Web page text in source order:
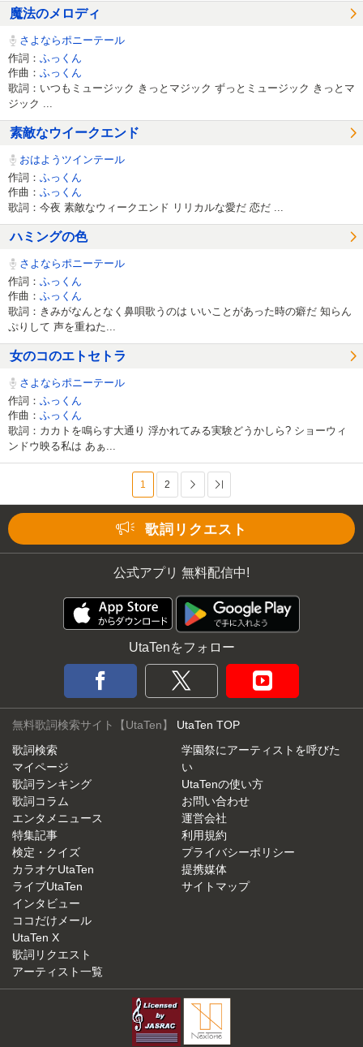
魔法のメロディ
さよならポニーテール
作詞： ふっくん
作曲： ふっくん
歌詞：いつもミュージック きっとマジック ずっとミュージック きっとマ
ジック ...
素敵なウイークエンド
おはようツインテール
作詞： ふっくん
作曲： ふっくん
歌詞：今夜 素敵なウィークエンド リリカルな愛だ 恋だ ...
ハミングの色
さよならポニーテール
作詞： ふっくん
作曲： ふっくん
歌詞：きみがなんとなく鼻唄歌うのは いいことがあった時の癖だ 知らん
ぷりして 声を重ねた...
女のコのエトセトラ
さよならポニーテール
作詞： ふっくん
作曲： ふっくん
歌詞：カカトを鳴らす大通り 浮かれてみる実験どうかしら? ショーウィ
ンドウ映る私は あぁ...
1 2 次へ
歌詞リクエスト
公式アプリ 無料配信中!
UtaTenをフォロー
無料歌詞検索サイト【UtaTen】 UtaTen TOP
歌詞検索
マイページ
歌詞ランキング
歌詞コラム
エンタメニュース
特集記事
検定・クイズ
カラオケUtaTen
ライブUtaTen
インタビュー
ココだけメール
UtaTen X
歌詞リクエスト
アーティスト一覧
学園祭にアーティストを呼びた
い
UtaTenの使い方
お問い合わせ
運営会社
利用規約
プライバシーポリシー
提携媒体
サイトマップ